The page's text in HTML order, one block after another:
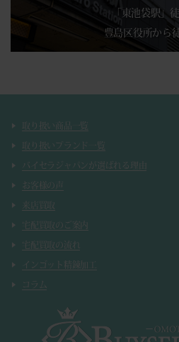
「東池袋駅」
豊島区役所から
取り扱い商品一覧
取り扱いブランド一覧
バイセラジャパンが選ばれる理由
お客様の声
来店買取
宅配買取のご案内
宅配買取の流れ
インゴット精錬加工
コラム